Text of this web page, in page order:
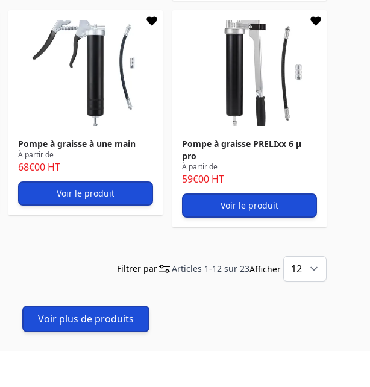
Pompe à graisse à une main
À partir de
68€00 HT
Voir le produit
Pompe à graisse PRELIxx 6 µ
pro
À partir de
59€00 HT
Voir le produit
Articles 1-12 sur 23Afficher
Filtrer par
Voir plus de produits